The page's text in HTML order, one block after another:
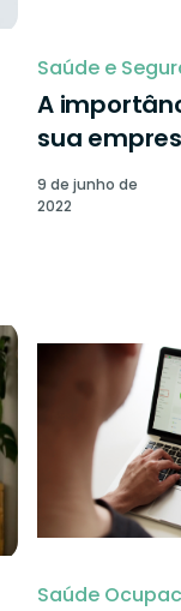
Saúde e
A
sua
9 de junho de
2022
Saúde